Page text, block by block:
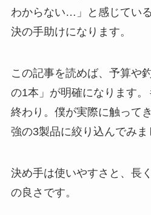
わからない…」と感じてい
決の手助けになります。
この記事を読めば、予算や
の1本」が明確になります
終わり。僕が実際に触って
強の3製品に絞り込んでみま
決め手は使いやすさと、長
の良さです。